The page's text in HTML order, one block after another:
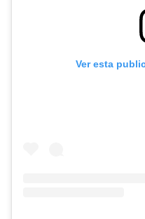
Ver esta